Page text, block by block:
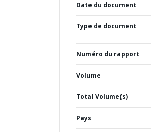
Date du document
Type de document
Numéro du rapport
Volume
Total Volume(s)
Pays